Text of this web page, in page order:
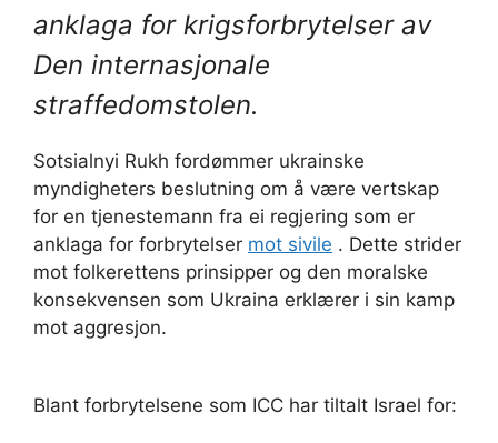
anklaga for krigsforbrytelser av
Den internasjonale
straffedomstolen.
Sotsialnyi Rukh fordømmer ukrainske
myndigheters beslutning om å være vertskap
for en tjenestemann fra ei regjering som er
anklaga for forbrytelser mot sivile . Dette strider
mot folkerettens prinsipper og den moralske
konsekvensen som Ukraina erklærer i sin kamp
mot aggresjon.
Blant forbrytelsene som ICC har tiltalt Israel for: